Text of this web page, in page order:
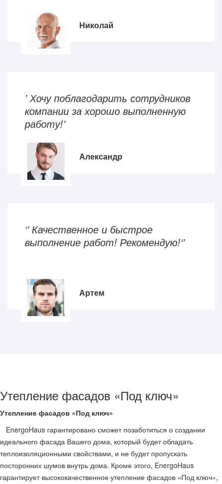
Николай
’ Хочу поблагодарить сотрудников
компании за хорошо выполненную
работу!’
Александр
‘’ Качественное и быстрое
выполнение работ! Рекомендую!‘’
Артем
Утепление фасадов «Под ключ»
Утепление фасадов «Под ключ»
EnergoHaus гарантировано сможет позаботиться о создании
идеального фасада Вашего дома, который будет обладать
теплоизоляционными свойствами, и не будет пропускать
посторонних шумов внутрь дома. Кроме этого, EnergoHaus
гарантирует высококачественное утепление фасадов «Под ключ»,